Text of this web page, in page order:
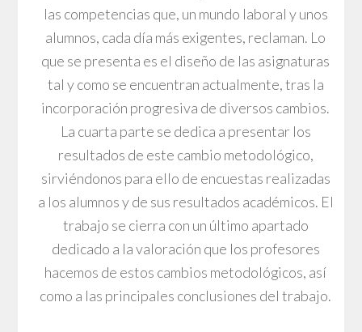
las competencias que, un mundo laboral y unos
alumnos, cada día más exigentes, reclaman. Lo
que se presenta es el diseño de las asignaturas
tal y como se encuentran actualmente, tras la
incorporación progresiva de diversos cambios.
La cuarta parte se dedica a presentar los
resultados de este cambio metodológico,
sirviéndonos para ello de encuestas realizadas
a los alumnos y de sus resultados académicos. El
trabajo se cierra con un último apartado
dedicado a la valoración que los profesores
hacemos de estos cambios metodológicos, así
como a las principales conclusiones del trabajo.